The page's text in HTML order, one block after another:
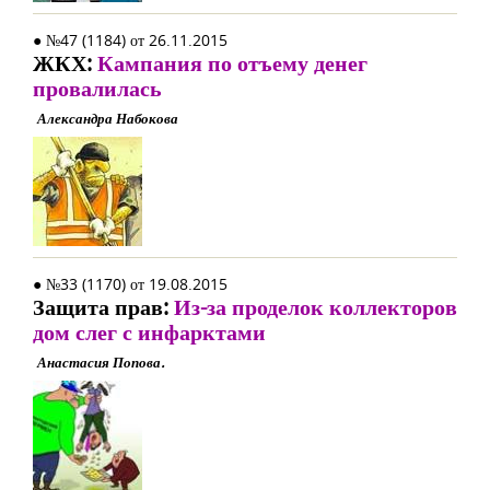
● №47 (1184) от 26.11.2015
ЖКХ:Кампания по отъему денег
провалилась
Александра Набокова
● №33 (1170) от 19.08.2015
Защита прав:Из-за проделок коллекторов
дом слег с инфарктами
Анастасия Попова.